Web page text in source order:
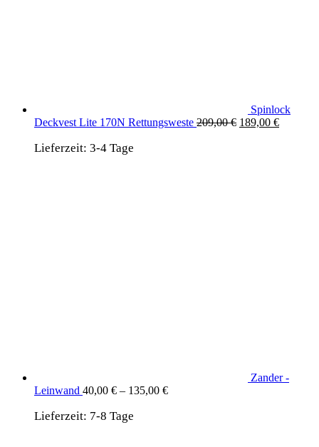
Spinlock
Deckvest Lite 170N Rettungsweste 209,00€ Ursprünglicher
189,00 €
Lieferzeit: 3-4 Tage
Zander -
Leinwand 40,00 € – 135,00 €
Lieferzeit: 7-8 Tage